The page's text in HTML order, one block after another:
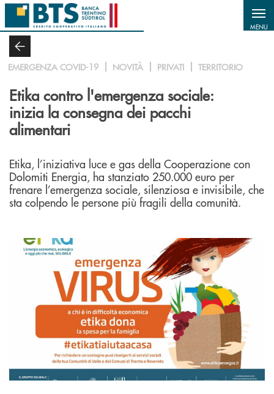
Salta al contenuto principale
MENU
EMERGENZA COVID-19 NOVITÀ PRIVATI TERRITORIO
Etika contro l'emergenza sociale:
inizia la consegna dei pacchi
alimentari
Etika, l’iniziativa luce e gas della Cooperazione con
Dolomiti Energia, ha stanziato 250.000 euro per
frenare l’emergenza sociale, silenziosa e invisibile, che
sta colpendo le persone più fragili della comunità.